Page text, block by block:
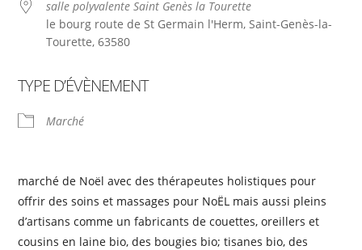
salle polyvalente Saint Genès la Tourette
le bourg route de St Germain l'Herm, Saint-Genès-la-
Tourette, 63580
TYPE D’ÉVÈNEMENT
Marché
marché de Noël avec des thérapeutes holistiques pour
offrir des soins et massages pour NoËL mais aussi pleins
d’artisans comme un fabricants de couettes, oreillers et
cousins en laine bio, des bougies bio; tisanes bio, des